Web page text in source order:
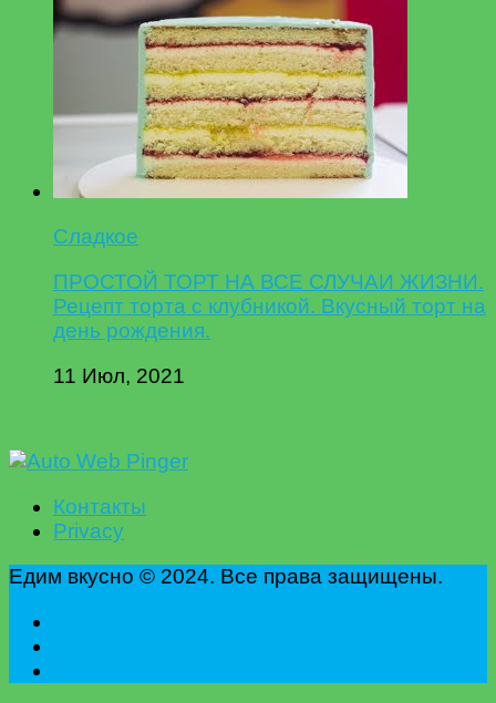
Сладкое
ПРОСТОЙ ТОРТ НА ВСЕ СЛУЧАИ ЖИЗНИ.
Рецепт торта с клубникой. Вкусный торт на
день рождения.
11 Июл, 2021
Контакты
Privacy
Едим вкусно © 2024. Все права защищены.